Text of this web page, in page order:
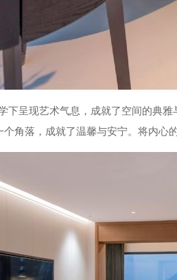
下呈现艺术气息，成就了空间的典雅
角落，成就了温馨与安宁。将内心